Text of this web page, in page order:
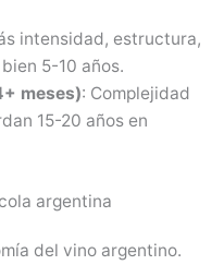
intensidad, estructura,
5-10 años.
meses): Complejidad
15-20 años en
argentina
del vino argentino.